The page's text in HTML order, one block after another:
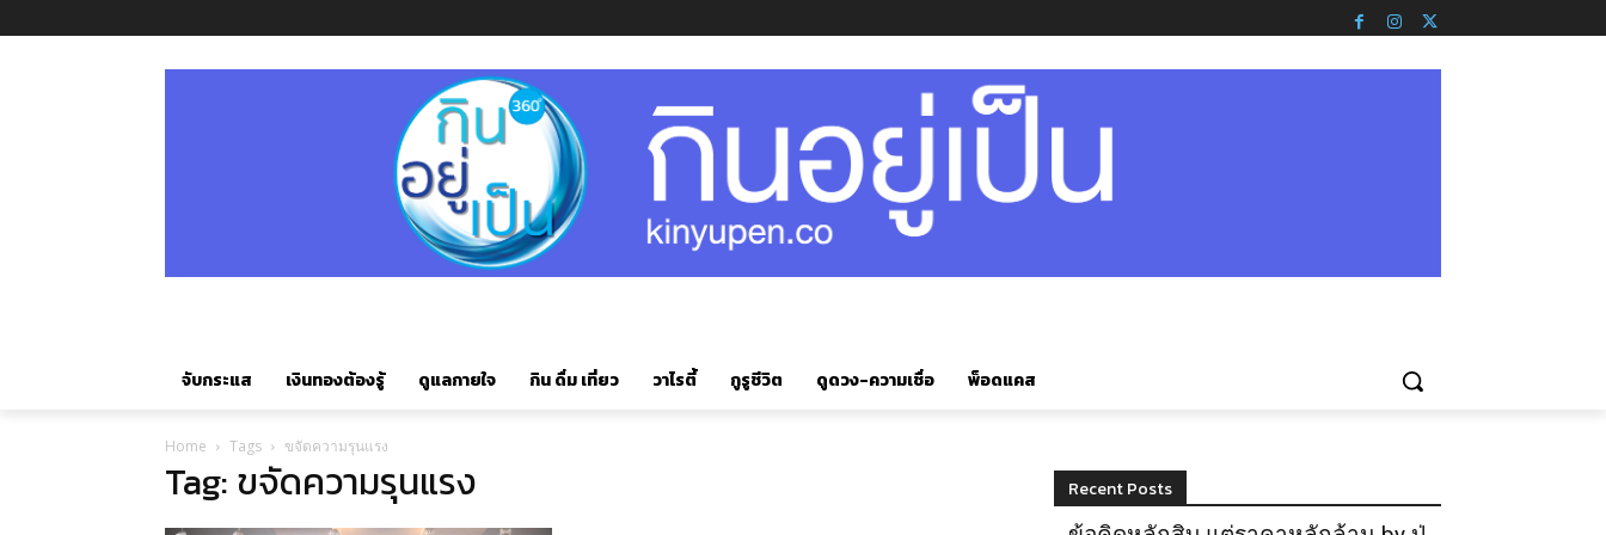
จับกระแส เงินทองต้องรู้ ดูแลกายใจ กิน ดื่ม เที่ยว วาไรตี้ กูรูชีวิต ดูดวง-ความเชื่อ พ็อดแคส
Home Tags ขจัดความรุนแรง
Tag: ขจัดความรุนแรง Recent Posts